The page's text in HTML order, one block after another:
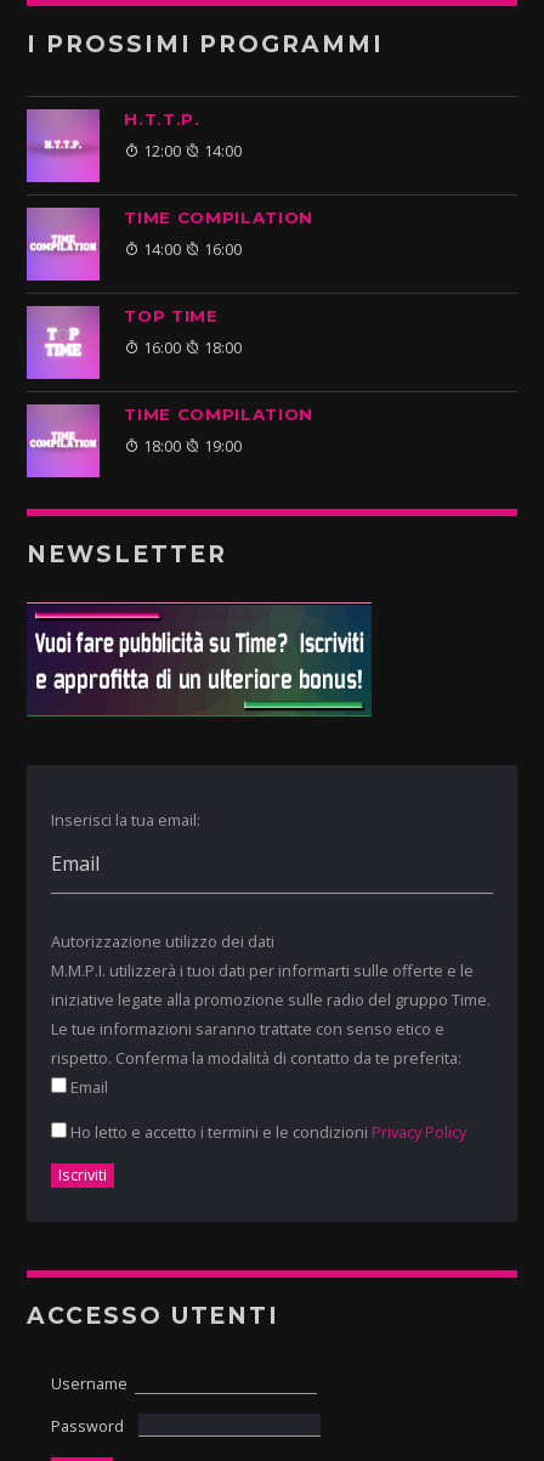
I PROSSIMI PROGRAMMI
H.T.T.P.
12:00 14:00
TIME COMPILATION
14:00 16:00
TOP TIME
16:00 18:00
TIME COMPILATION
18:00 19:00
NEWSLETTER
Inserisci la tua email:
Autorizzazione utilizzo dei dati
M.M.P.I. utilizzerà i tuoi dati per informarti sulle offerte e le
iniziative legate alla promozione sulle radio del gruppo Time.
Le tue informazioni saranno trattate con senso etico e
rispetto. Conferma la modalità di contatto da te preferita:
Email
Ho letto e accetto i termini e le condizioni Privacy Policy
ACCESSO UTENTI
Username
Password